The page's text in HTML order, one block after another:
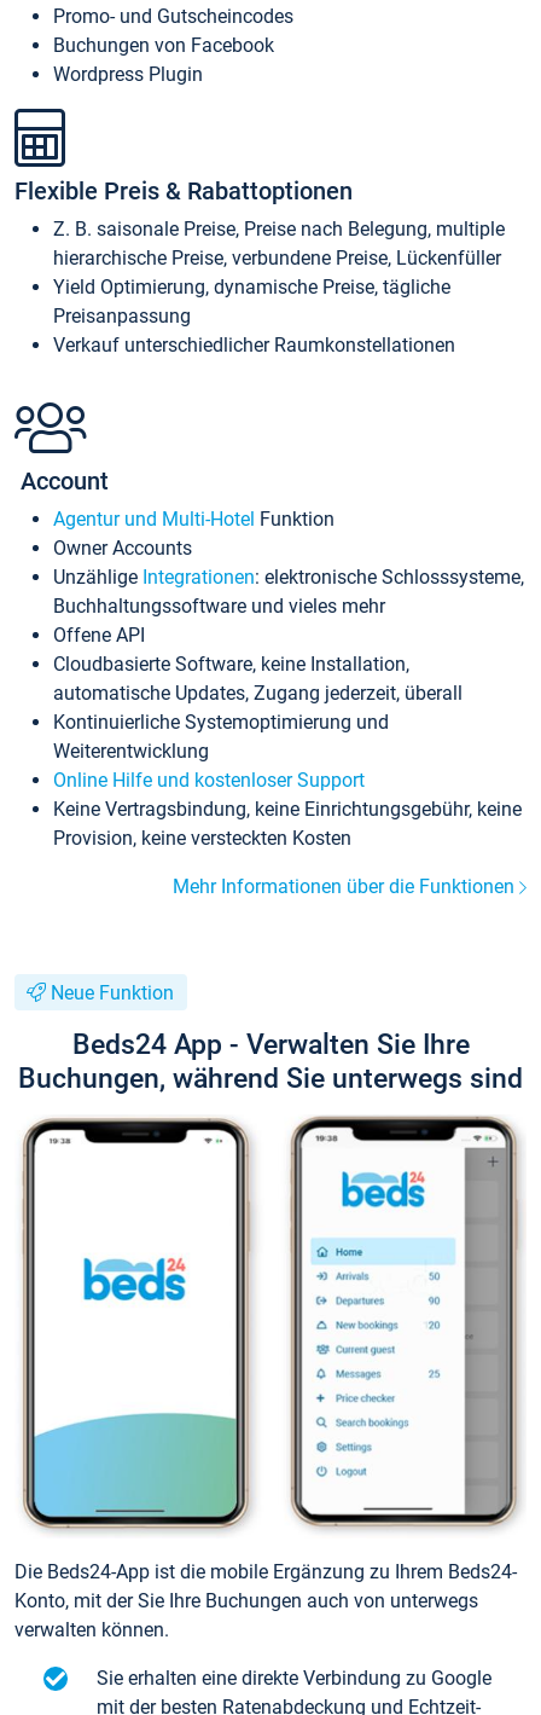
Promo- und Gutscheincodes
Buchungen von Facebook
Wordpress Plugin
Flexible Preis & Rabattoptionen
Z. B. saisonale Preise, Preise nach Belegung, multiple
hierarchische Preise, verbundene Preise, Lückenfüller
Yield Optimierung, dynamische Preise, tägliche
Preisanpassung
Verkauf unterschiedlicher Raumkonstellationen
Account
Agentur und Multi-Hotel Funktion
Owner Accounts
Unzählige Integrationen: elektronische Schlosssysteme,
Buchhaltungssoftware und vieles mehr
Offene API
Cloudbasierte Software, keine Installation,
automatische Updates, Zugang jederzeit, überall
Kontinuierliche Systemoptimierung und
Weiterentwicklung
Online Hilfe und kostenloser Support
Keine Vertragsbindung, keine Einrichtungsgebühr, keine
Provision, keine versteckten Kosten
Mehr Informationen über die Funktionen
Neue Funktion
Beds24 App - Verwalten Sie Ihre
Buchungen, während Sie unterwegs sind
Die Beds24-App ist die mobile Ergänzung zu Ihrem Beds24-
Konto, mit der Sie Ihre Buchungen auch von unterwegs
verwalten können.
Sie erhalten eine direkte Verbindung zu Google
mit der besten Ratenabdeckung und Echtzeit-